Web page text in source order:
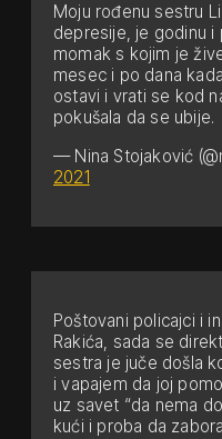
Moju rođenu sestru
depresije, je godinu i
momak s kojim je
mesec i po dana
ostavi i vrati se kod
pokušala da se ubije.
— Nina Stojaković
2021
Poštovani policajci i
Rakića, sada se
sestra je juče došla
i vapajem da joj
uz savet “da nema
kući i proba da